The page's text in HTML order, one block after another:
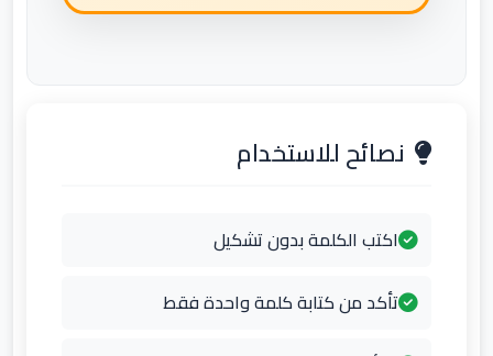
نصائح للاستخدام
اكتب الكلمة بدون تشكيل
تأكد من كتابة كلمة واحدة فقط